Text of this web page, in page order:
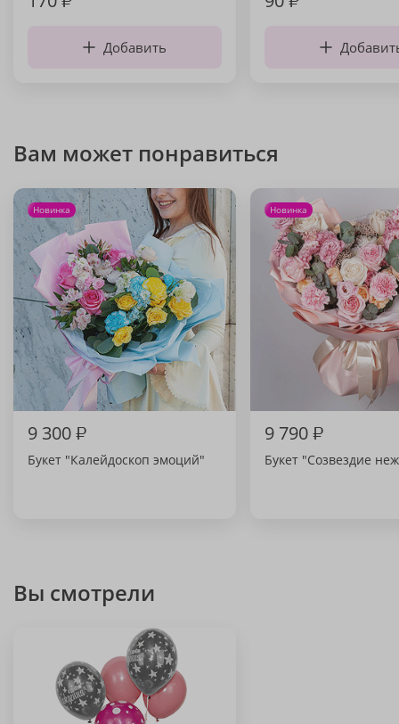
Добавить
Вам может понравиться
Новинка
9 300₽
Букет "Калейдоскоп эмоций"
Новинка
9 790₽
Букет "Созвездие
Вы смотрели